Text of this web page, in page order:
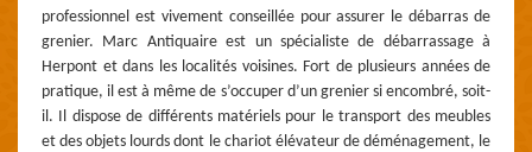
professionnel est vivement conseillée pour assurer le débarras de
grenier. Marc Antiquaire est un spécialiste de débarrassage à
Herpont et dans les localités voisines. Fort de plusieurs années de
pratique, il est à même de s’occuper d’un grenier si encombré, soit-
il. Il dispose de différents matériels pour le transport des meubles
et des objets lourds dont le chariot élévateur de déménagement, le